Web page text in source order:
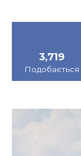
3,719
Подобається